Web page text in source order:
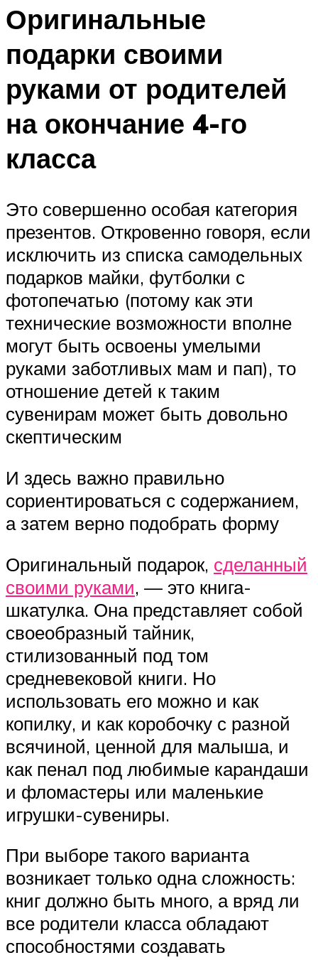
Оригинальные
подарки своими
руками от родителей
на окончание 4-го
класса
Это совершенно особая категория
презентов. Откровенно говоря, если
исключить из списка самодельных
подарков майки, футболки с
фотопечатью (потому как эти
технические возможности вполне
могут быть освоены умелыми
руками заботливых мам и пап), то
отношение детей к таким
сувенирам может быть довольно
скептическим
И здесь важно правильно
сориентироваться с содержанием,
а затем верно подобрать форму
Оригинальный подарок, сделанный
своими руками, — это книга-
шкатулка. Она представляет собой
своеобразный тайник,
стилизованный под том
средневековой книги. Но
использовать его можно и как
копилку, и как коробочку с разной
всячиной, ценной для малыша, и
как пенал под любимые карандаши
и фломастеры или маленькие
игрушки-сувениры.
При выборе такого варианта
возникает только одна сложность:
книг должно быть много, а вряд ли
все родители класса обладают
способностями создавать